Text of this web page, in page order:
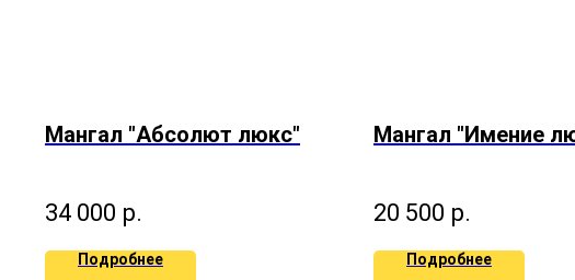
Мангал "Абсолют люкс"
34 000 р.
Подробнее
Мангал "Имение
20 500 р.
Подробнее